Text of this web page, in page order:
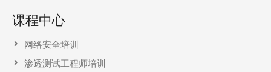
课程中心
网络安全培训
渗透测试工程师培训